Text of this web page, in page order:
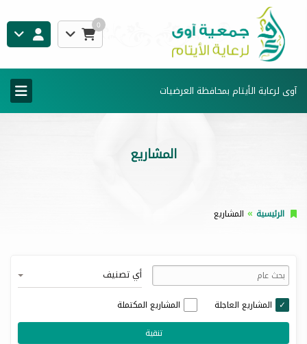
0
آوى لرعاية الأيتام بمحافظة العرضيات
المشاريع
الرئيسية المشاريع
أي تصنيف
المشاريع العاجلة
المشاريع المكتملة
تنقية